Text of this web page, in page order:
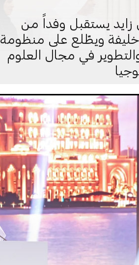
زايد يستقبل وفداً من
ويطّلع على منظومة
في مجال العلوم